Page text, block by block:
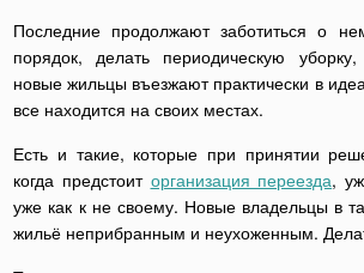
Последние продолжают заботиться о
порядок, делать периодическую
новые жильцы въезжают практически в
все находится на своих местах.
Есть и такие, которые при принятии
когда предстоит организация переезда,
уже как к не своему. Новые владельцы в
жильё неприбранным и неухоженным.